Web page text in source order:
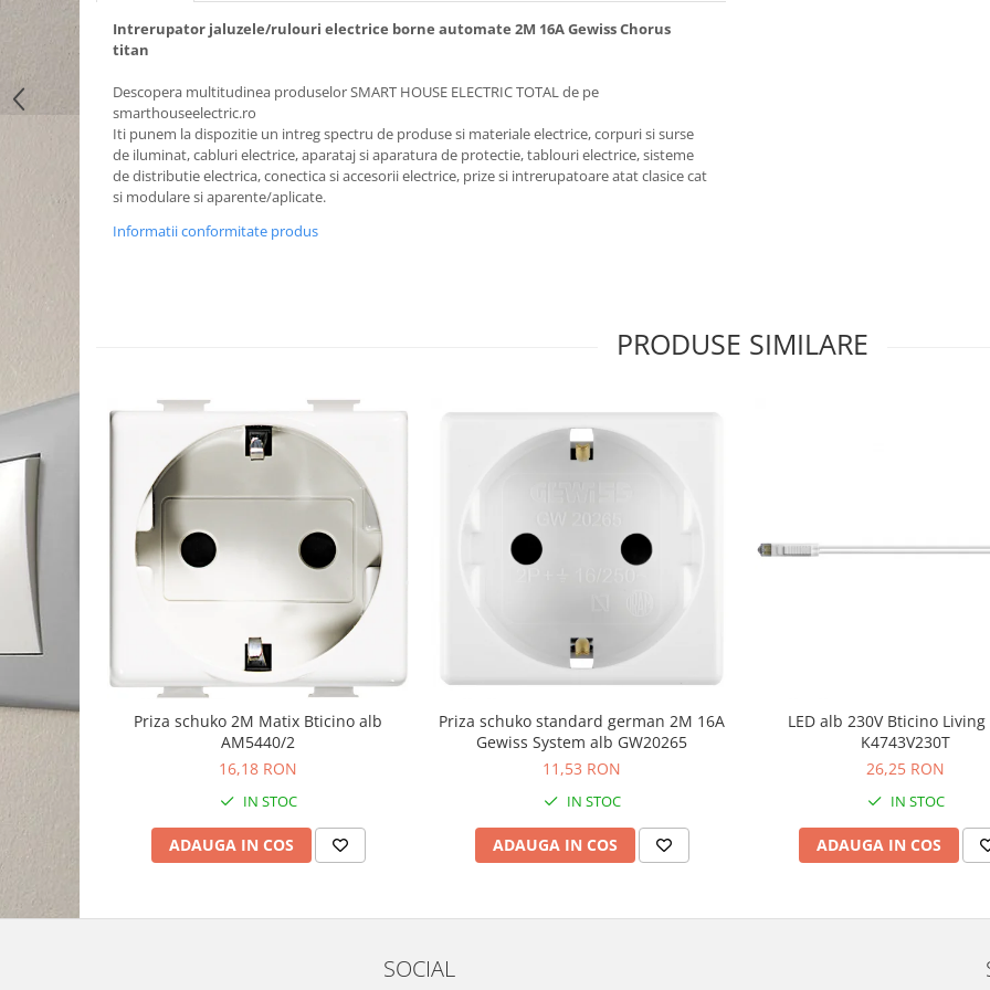
Intrerupator jaluzele/rulouri electrice borne automate 2M 16A Gewiss Chorus
titan
Descopera multitudinea produselor SMART HOUSE ELECTRIC TOTAL de pe
smarthouseelectric.ro
Iti punem la dispozitie un intreg spectru de produse si materiale electrice, corpuri si surse
de iluminat, cabluri electrice, aparataj si aparatura de protectie, tablouri electrice, sisteme
de distributie electrica, conectica si accesorii electrice, prize si intrerupatoare atat clasice cat
si modulare si aparente/aplicate.
Informatii conformitate produs
PRODUSE SIMILARE
Priza schuko 2M Matix Bticino alb
AM5440/2
16,18 RON
IN STOC
ADAUGA IN COS
Priza schuko standard german 2M 16A
Gewiss System alb GW20265
11,53 RON
IN STOC
ADAUGA IN COS
LED alb 230V Bticino
K4743V230T
26,25 RON
IN STOC
ADAUGA IN COS
SOCIAL